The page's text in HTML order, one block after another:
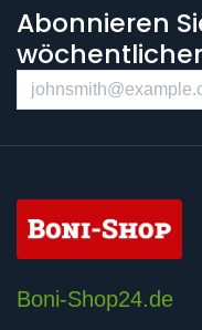
Abonnieren
Boni-Shop24.de